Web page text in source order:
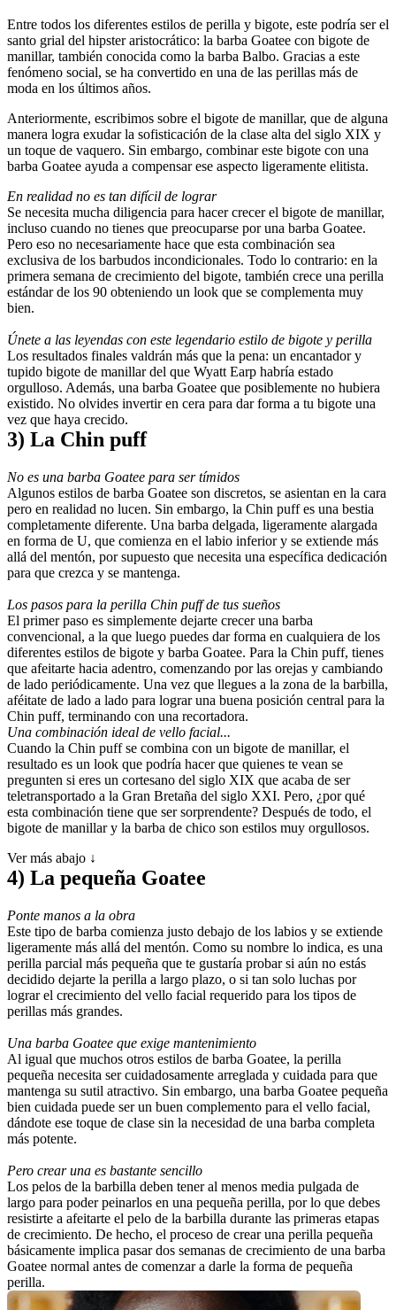
Entre todos los diferentes estilos de perilla y bigote, este podría ser el
santo grial del hipster aristocrático: la barba Goatee con bigote de
manillar, también conocida como la barba Balbo. Gracias a este
fenómeno social, se ha convertido en una de las perillas más de
moda en los últimos años.
Anteriormente, escribimos sobre el bigote de manillar, que de alguna
manera logra exudar la sofisticación de la clase alta del siglo XIX y
un toque de vaquero. Sin embargo, combinar este bigote con una
barba Goatee ayuda a compensar ese aspecto ligeramente elitista.
En realidad no es tan difícil de lograr
Se necesita mucha diligencia para hacer crecer el bigote de manillar,
incluso cuando no tienes que preocuparse por una barba Goatee.
Pero eso no necesariamente hace que esta combinación sea
exclusiva de los barbudos incondicionales. Todo lo contrario: en la
primera semana de crecimiento del bigote, también crece una perilla
estándar de los 90 obteniendo un look que se complementa muy
bien.
Únete a las leyendas con este legendario estilo de bigote y perilla
Los resultados finales valdrán más que la pena: un encantador y
tupido bigote de manillar del que Wyatt Earp habría estado
orgulloso. Además, una barba Goatee que posiblemente no hubiera
existido. No olvides invertir en cera para dar forma a tu bigote una
vez que haya crecido.
3) La Chin puff
No es una barba Goatee para ser tímidos
Algunos estilos de barba Goatee son discretos, se asientan en la cara
pero en realidad no lucen. Sin embargo, la Chin puff es una bestia
completamente diferente. Una barba delgada, ligeramente alargada
en forma de U, que comienza en el labio inferior y se extiende más
allá del mentón, por supuesto que necesita una específica dedicación
para que crezca y se mantenga.
Los pasos para la perilla Chin puff de tus sueños
El primer paso es simplemente dejarte crecer una barba
convencional, a la que luego puedes dar forma en cualquiera de los
diferentes estilos de bigote y barba Goatee. Para la Chin puff, tienes
que afeitarte hacia adentro, comenzando por las orejas y cambiando
de lado periódicamente. Una vez que llegues a la zona de la barbilla,
aféitate de lado a lado para lograr una buena posición central para la
Chin puff, terminando con una recortadora.
Una combinación ideal de vello facial...
Cuando la Chin puff se combina con un bigote de manillar, el
resultado es un look que podría hacer que quienes te vean se
pregunten si eres un cortesano del siglo XIX que acaba de ser
teletransportado a la Gran Bretaña del siglo XXI. Pero, ¿por qué
esta combinación tiene que ser sorprendente? Después de todo, el
bigote de manillar y la barba de chico son estilos muy orgullosos.
Ver más abajo ↓
4) La pequeña Goatee
Ponte manos a la obra
Este tipo de barba comienza justo debajo de los labios y se extiende
ligeramente más allá del mentón. Como su nombre lo indica, es una
perilla parcial más pequeña que te gustaría probar si aún no estás
decidido dejarte la perilla a largo plazo, o si tan solo luchas por
lograr el crecimiento del vello facial requerido para los tipos de
perillas más grandes.
Una barba Goatee que exige mantenimiento
Al igual que muchos otros estilos de barba Goatee, la perilla
pequeña necesita ser cuidadosamente arreglada y cuidada para que
mantenga su sutil atractivo. Sin embargo, una barba Goatee pequeña
bien cuidada puede ser un buen complemento para el vello facial,
dándote ese toque de clase sin la necesidad de una barba completa
más potente.
Pero crear una es bastante sencillo
Los pelos de la barbilla deben tener al menos media pulgada de
largo para poder peinarlos en una pequeña perilla, por lo que debes
resistirte a afeitarte el pelo de la barbilla durante las primeras etapas
de crecimiento. De hecho, el proceso de crear una perilla pequeña
básicamente implica pasar dos semanas de crecimiento de una barba
Goatee normal antes de comenzar a darle la forma de pequeña
perilla.